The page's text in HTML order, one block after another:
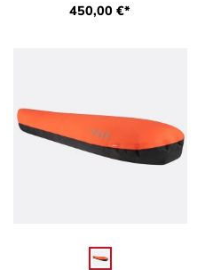
450,00 €*
Farbe